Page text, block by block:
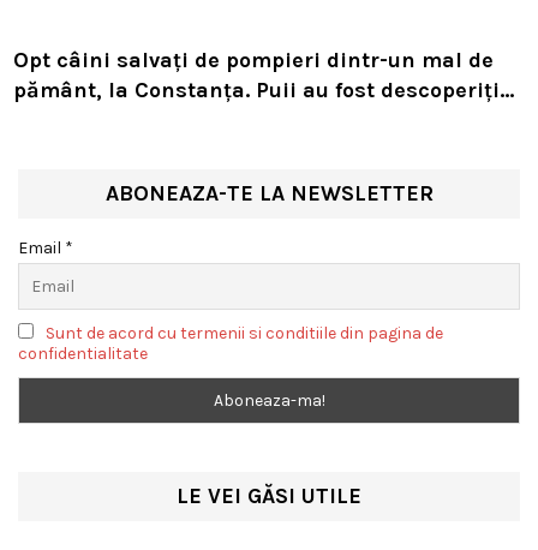
Opt câini salvați de pompieri dintr-un mal de
pământ, la Constanța. Puii au fost descoperiți
ABONEAZA-TE LA NEWSLETTER
Email *
Sunt de acord cu termenii si conditiile din pagina de
confidentialitate
LE VEI GĂSI UTILE